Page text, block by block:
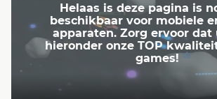
Helaas is deze pagina is
beschikbaar voor mobiele
apparaten. Zorg ervoor dat
hieronder onze TOP
games!